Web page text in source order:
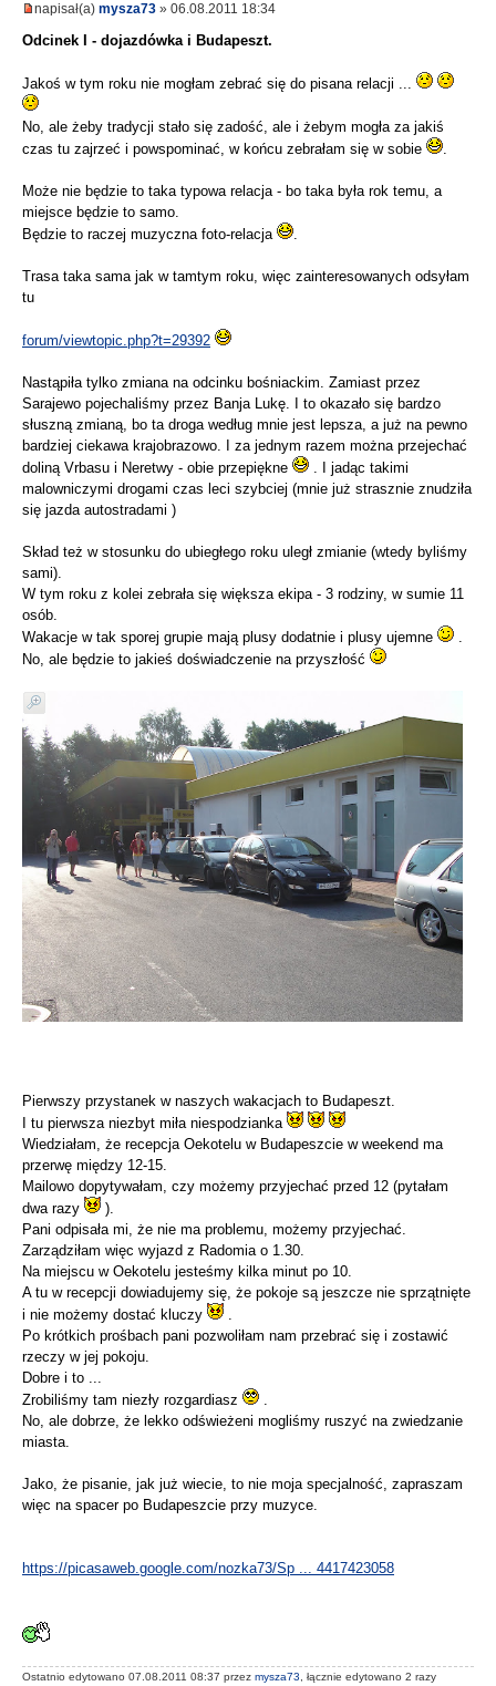
napisał(a) mysza73 » 06.08.2011 18:34
Odcinek I - dojazdówka i Budapeszt.
Jakoś w tym roku nie mogłam zebrać się do pisana relacji ...
No, ale żeby tradycji stało się zadość, ale i żebym mogła za jakiś
czas tu zajrzeć i powspominać, w końcu zebrałam się w sobie
.
Może nie będzie to taka typowa relacja - bo taka była rok temu, a
miejsce będzie to samo.
Będzie to raczej muzyczna foto-relacja
.
Trasa taka sama jak w tamtym roku, więc zainteresowanych odsyłam
tu
forum/viewtopic.php?t=29392
Nastąpiła tylko zmiana na odcinku bośniackim. Zamiast przez
Sarajewo pojechaliśmy przez Banja Lukę. I to okazało się bardzo
słuszną zmianą, bo ta droga według mnie jest lepsza, a już na pewno
bardziej ciekawa krajobrazowo. I za jednym razem można przejechać
doliną Vrbasu i Neretwy - obie przepiękne
. I jadąc takimi
malowniczymi drogami czas leci szybciej (mnie już strasznie znudziła
się jazda autostradami )
Skład też w stosunku do ubiegłego roku uległ zmianie (wtedy byliśmy
sami).
W tym roku z kolei zebrała się większa ekipa - 3 rodziny, w sumie 11
osób.
Wakacje w tak sporej grupie mają plusy dodatnie i plusy ujemne
.
No, ale będzie to jakieś doświadczenie na przyszłość
Pierwszy przystanek w naszych wakacjach to Budapeszt.
I tu pierwsza niezbyt miła niespodzianka
Wiedziałam, że recepcja Oekotelu w Budapeszcie w weekend ma
przerwę między 12-15.
Mailowo dopytywałam, czy możemy przyjechać przed 12 (pytałam
dwa razy
).
Pani odpisała mi, że nie ma problemu, możemy przyjechać.
Zarządziłam więc wyjazd z Radomia o 1.30.
Na miejscu w Oekotelu jesteśmy kilka minut po 10.
A tu w recepcji dowiadujemy się, że pokoje są jeszcze nie sprzątnięte
i nie możemy dostać kluczy
Po krótkich prośbach pani pozwoliłam nam przebrać się i zostawić
rzeczy w jej pokoju.
Dobre i to ...
Zrobiliśmy tam niezły rozgardiasz
No, ale dobrze, że lekko odświeżeni mogliśmy ruszyć na zwiedzanie
miasta.
Jako, że pisanie, jak już wiecie, to nie moja specjalność, zapraszam
więc na spacer po Budapeszcie przy muzyce.
https://picasaweb.google.com/nozka73/Sp ... 4417423058
Ostatnio edytowano 07.08.2011 08:37 przez mysza73 , łącznie edytowano 2 razy